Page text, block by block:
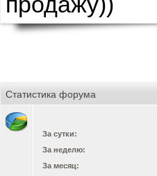
Статистика форума
За сутки:
За неделю:
За месяц: